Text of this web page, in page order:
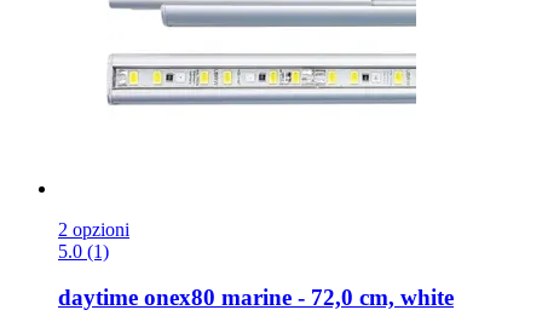
2 opzioni
5.0 (1)
daytime onex80 marine -​ 72,0 cm, white